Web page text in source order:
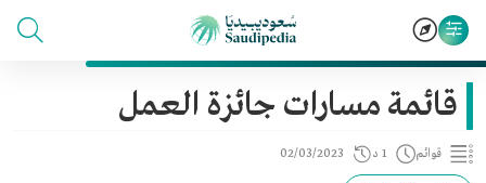
قائمة مسارات جائزة العمل
قوائم 1 د 02/03/2023